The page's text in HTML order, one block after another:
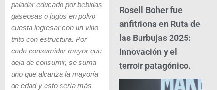
paladar educado por bebidas
gaseosas o jugos en polvo
cuesta ingresar con un vino
tinto con estructura. Por
cada consumidor mayor que
deja de consumir, se suma
uno que alcanza la mayoría
de edad y esto sería más
Rosell Boher fue
anfitriona en Ruta de
las Burbujas 2025:
innovación y el
terroir patagónico.